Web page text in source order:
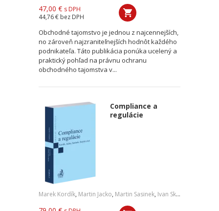
47,00 € s DPH
44,76 € bez DPH
Obchodné tajomstvo je jednou z najcennejších,
no zároveň najzraniteľnejších hodnôt každého
podnikateľa. Táto publikácia ponúka ucelený a
praktický pohľad na právnu ochranu
obchodného tajomstva v...
Compliance a
regulácie
Marek Kordík, Martin Jacko, Martin Sasinek, Ivan Skaloš